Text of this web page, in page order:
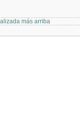
más arriba